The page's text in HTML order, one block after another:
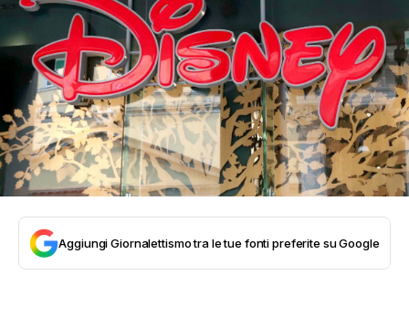
Aggiungi Giornalettismo tra le tue fonti preferite su Google